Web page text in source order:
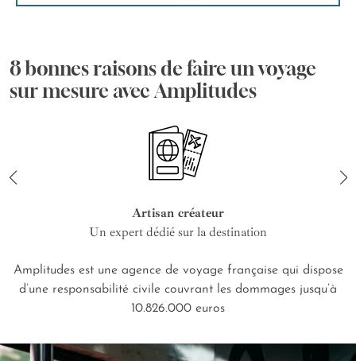
8 bonnes raisons de faire un voyage
sur mesure avec Amplitudes
Artisan créateur
Un expert dédié sur la destination
Amplitudes est une agence de voyage française qui dispose
d’une responsabilité civile couvrant les dommages jusqu’à
10.826.000 euros